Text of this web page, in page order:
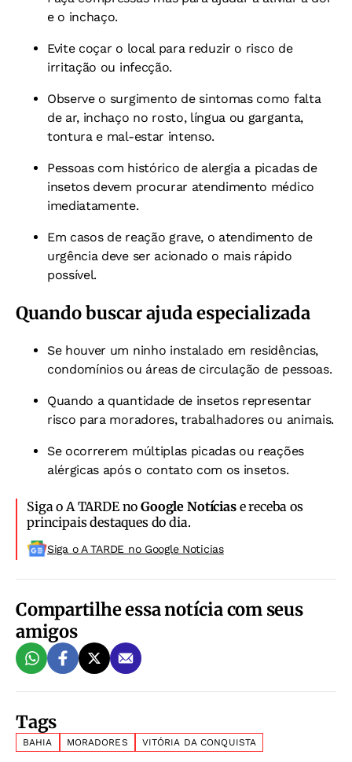
e o inchaço.
Evite coçar o local para reduzir o risco de
irritação ou infecção.
Observe o surgimento de sintomas como falta
de ar, inchaço no rosto, língua ou garganta,
tontura e mal-estar intenso.
Pessoas com histórico de alergia a picadas de
insetos devem procurar atendimento médico
imediatamente.
Em casos de reação grave, o atendimento de
urgência deve ser acionado o mais rápido
possível.
Quando buscar ajuda especializada
Se houver um ninho instalado em residências,
condomínios ou áreas de circulação de pessoas.
Quando a quantidade de insetos representar
risco para moradores, trabalhadores ou animais.
Se ocorrerem múltiplas picadas ou reações
alérgicas após o contato com os insetos.
Siga o A TARDE noGoogle Notíciase receba os
principais destaques do dia.
Siga o A TARDE no Google Noticias
Compartilhe essa notícia com seus
amigos
Tags
BAHIA MORADORES VITÓRIA DA CONQUISTA